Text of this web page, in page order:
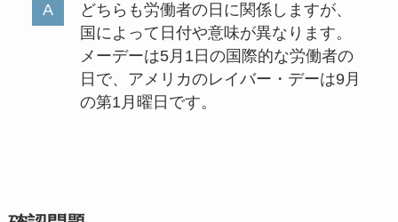
どちらも労働者の日に関係しますが、
国によって日付や意味が異なります。
メーデーは5月1日の国際的な労働者の
日で、アメリカのレイバー・デーは9月
の第1月曜日です。